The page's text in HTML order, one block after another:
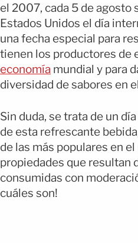
el 2007, cada 5 de agosto
Estados Unidos el día
una fecha especial para
tienen los productores de
economía mundial y para
diversidad de sabores en
Sin duda, se trata de un
de esta refrescante
de las más populares en
propiedades que resultan
consumidas con
cuáles son!